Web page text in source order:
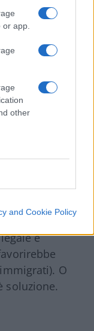
app.
other
and Cookie Policy
: sessioni peer-
di vita:
sociali misti
ufficiale»
e
O
soluzione.